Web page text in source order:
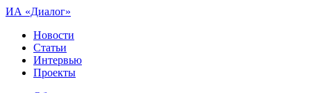
ИА «Диалог»
Новости
Статьи
Интервью
Проекты